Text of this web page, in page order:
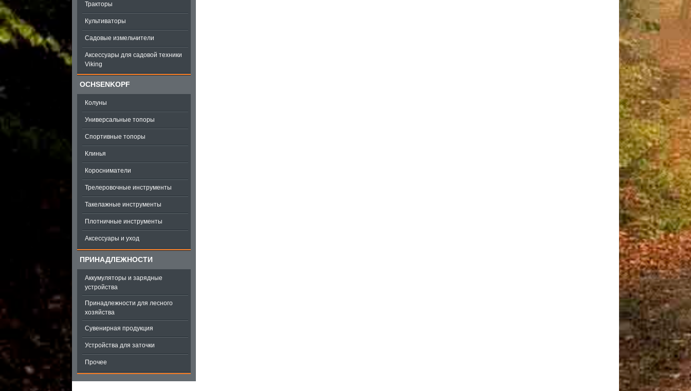
Тракторы
Культиваторы
Садовые измельчители
Аксессуары для садовой техники
Viking
OCHSENKOPF
Колуны
Универсальные топоры
Спортивные топоры
Клинья
Коросниматели
Трелеровочные инструменты
Такелажные инструменты
Плотничные инструменты
Аксессуары и уход
ПРИНАДЛЕЖНОСТИ
Аккумуляторы и зарядные
устройства
Принадлежности для лесного
хозяйства
Сувенирная продукция
Устройства для заточки
Прочее